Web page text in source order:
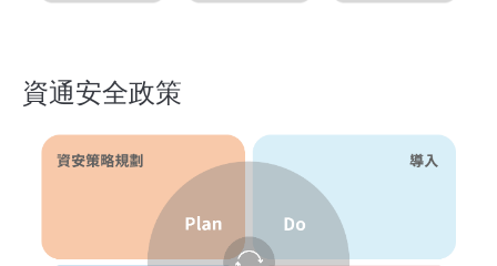
資通安全政策